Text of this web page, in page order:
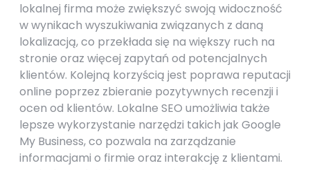
lokalnej firma może zwiększyć swoją widoczność
w wynikach wyszukiwania związanych z daną
lokalizacją, co przekłada się na większy ruch na
stronie oraz więcej zapytań od potencjalnych
klientów. Kolejną korzyścią jest poprawa reputacji
online poprzez zbieranie pozytywnych recenzji i
ocen od klientów. Lokalne SEO umożliwia także
lepsze wykorzystanie narzędzi takich jak Google
My Business, co pozwala na zarządzanie
informacjami o firmie oraz interakcję z klientami.